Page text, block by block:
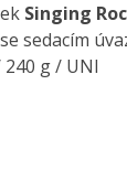
Singing
sedacím
g / UNI